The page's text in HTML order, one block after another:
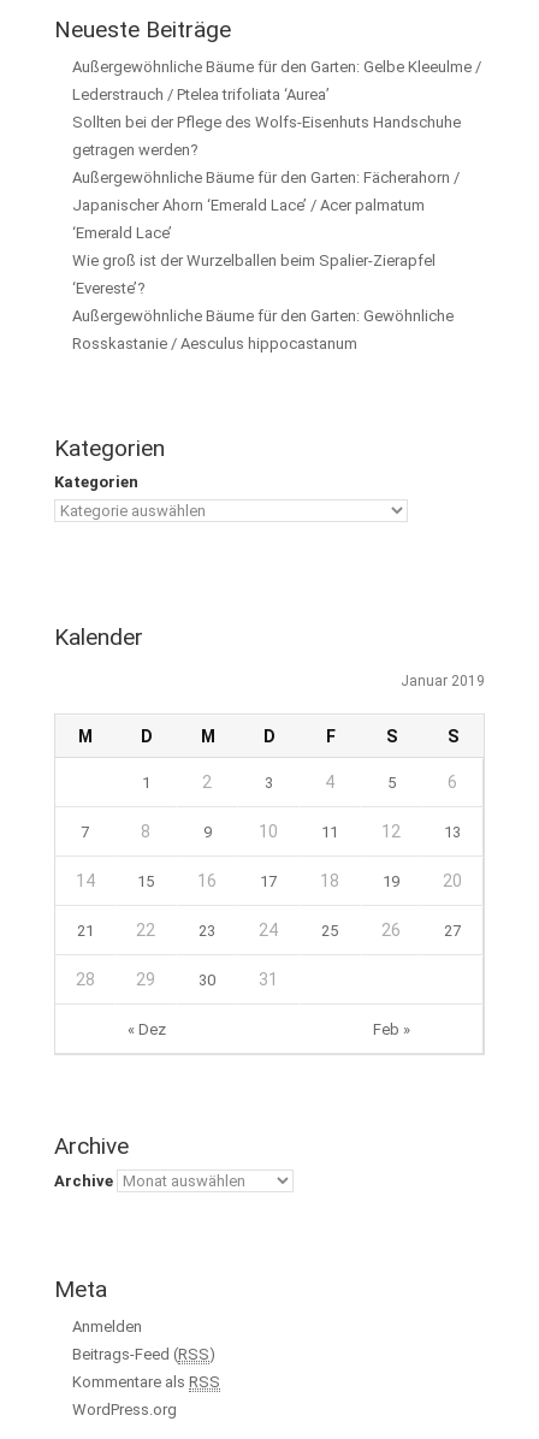
Neueste Beiträge
Außergewöhnliche Bäume für den Garten: Gelbe Kleeulme /
Lederstrauch / Ptelea trifoliata ‘Aurea’
Sollten bei der Pflege des Wolfs-Eisenhuts Handschuhe
getragen werden?
Außergewöhnliche Bäume für den Garten: Fächerahorn /
Japanischer Ahorn ‘Emerald Lace’ / Acer palmatum
‘Emerald Lace’
Wie groß ist der Wurzelballen beim Spalier-Zierapfel
‘Evereste’?
Außergewöhnliche Bäume für den Garten: Gewöhnliche
Rosskastanie / Aesculus hippocastanum
Kategorien
Kategorien
Kalender
Januar 2019
M D M D F S S
« Dez Feb »
1 2 3 4 5 6
7 8 9 10 11 12 13
14 15 16 17 18 19 20
21 22 23 24 25 26 27
28 29 30 31
Archive
Archive
Meta
Anmelden
Beitrags-Feed (RSS)
Kommentare als RSS
WordPress.org